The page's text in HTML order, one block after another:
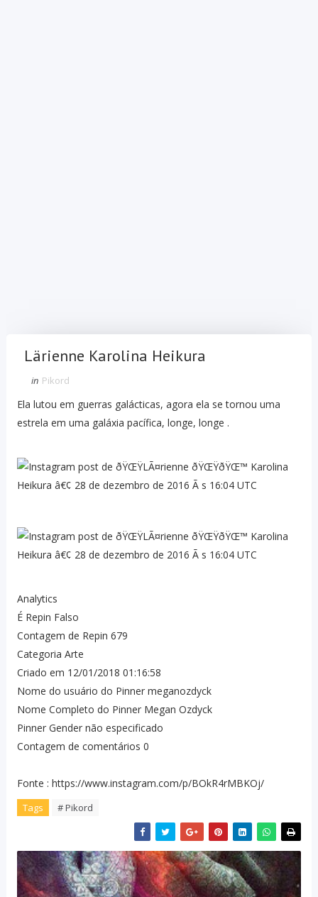
Lärienne Karolina Heikura
in Pikord
Ela lutou em guerras galácticas, agora ela se tornou uma
estrela em uma galáxia pacífica, longe, longe .
Analytics
É Repin Falso
Contagem de Repin 679
Categoria Arte
Criado em 12/01/2018 01:16:58
Nome do usuário do Pinner meganozdyck
Nome Completo do Pinner Megan Ozdyck
Pinner Gender não especificado
Contagem de comentários 0
Fonte : https://www.instagram.com/p/BOkR4rMBKOj/
Tags # Pikord